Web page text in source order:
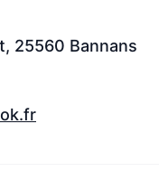
25560 Bannans